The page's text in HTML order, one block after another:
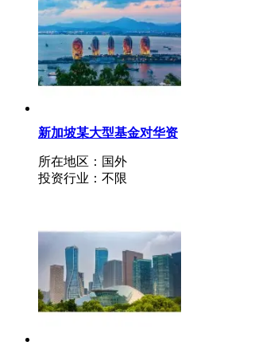
新加坡某大型基金对华资
（抵押贷款）（不是磐石
基金）
所在地区：国外
投资行业：不限